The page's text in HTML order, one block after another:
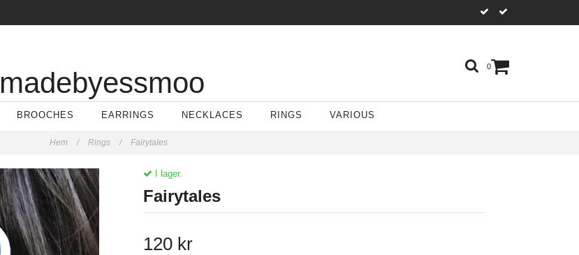
0
madebyessmoo
BROOCHES EARRINGS NECKLACES RINGS VARIOUS
Hem / Rings / Fairytales
I lager.
Fairytales
120 kr